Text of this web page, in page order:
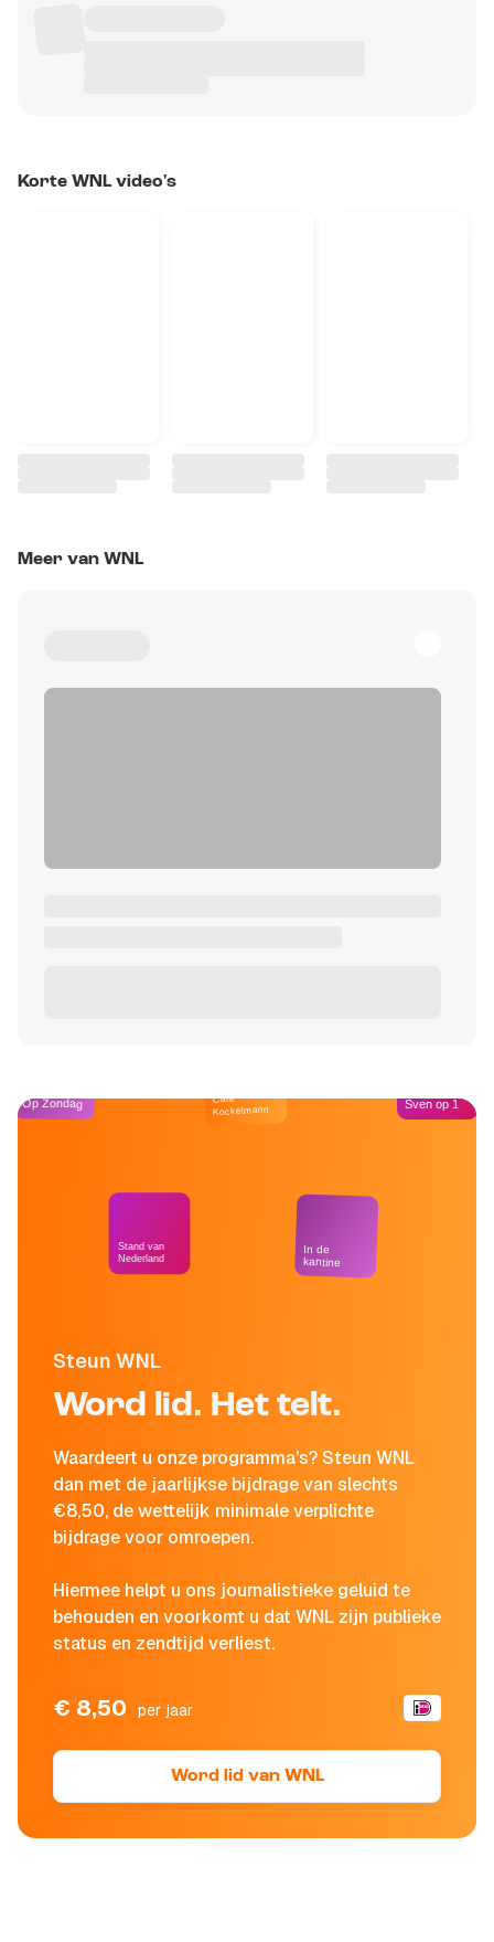
Korte WNL video's
Meer van WNL
Steun WNL
Word lid. Het telt.
Waardeert u onze programma's? Steun WNL
dan met de jaarlijkse bijdrage van slechts
€8,50, de wettelijk minimale verplichte
bijdrage voor omroepen.
Hiermee helpt u ons journalistieke geluid te
behouden en voorkomt u dat WNL zijn publieke
status en zendtijd verliest.
€ 8,50 per jaar
Word lid van WNL
Op Zondag
Stand van
Nederland
Café
Kockelmann
In de
kantine
Sven op 1